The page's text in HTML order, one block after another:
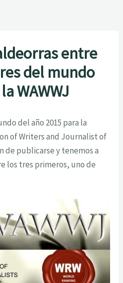
entre
del mundo
WAWWJ
del año 2015 para la
of Writers and Journalist of
de publicarse y tenemos a
los tres primeros, uno de